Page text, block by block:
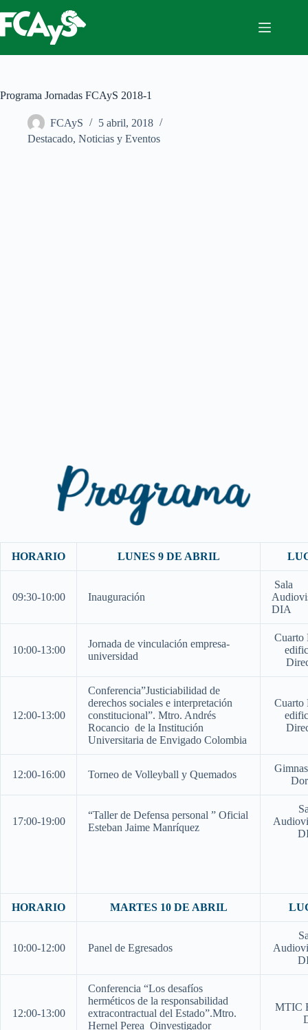
al
contenido
Programa Jornadas FCAyS 2018-1
FCAyS
5 abril, 2018
Destacado, Noticias y Eventos
HORARIO LUNES 9 DE ABRIL
09:30-10:00 Inauguración
Sala
DIA
10:00-13:00
Jornada de vinculación empresa-
universidad
Cuarto
12:00-13:00
Conferencia”Justiciabilidad de
derechos sociales e interpretación
constitucional”. Mtro. Andrés
Rocancio de la Institución
Universitaria de Envigado Colombia
Cuarto
12:00-16:00 Torneo de Volleyball y Quemados
17:00-19:00
“Taller de Defensa personal ” Oficial
Esteban Jaime Manríquez
HORARIO MARTES 10 DE ABRIL
10:00-12:00 Panel de Egresados
12:00-13:00
Conferencia “Los desafíos
herméticos de la responsabilidad
extracontractual del Estado”.Mtro.
Hernel Perea Oinvestigador
MTIC